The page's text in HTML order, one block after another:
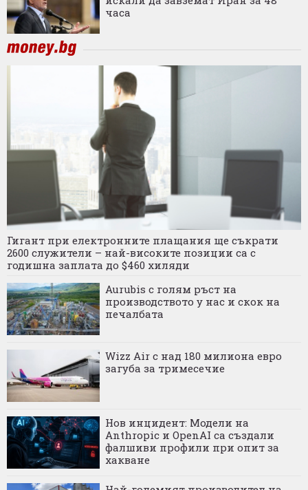
часа
Гигант при електронните плащания ще съкрати
2600 служители – най-високите позиции са с
годишна заплата до $460 хиляди
Aurubis с голям ръст на
производството у нас и скок на
печалбата
Wizz Air с над 180 милиона евро
загуба за тримесечие
Нов инцидент: Модели на
Anthropic и OpenAI са създали
фалшиви профили при опит за
хакване